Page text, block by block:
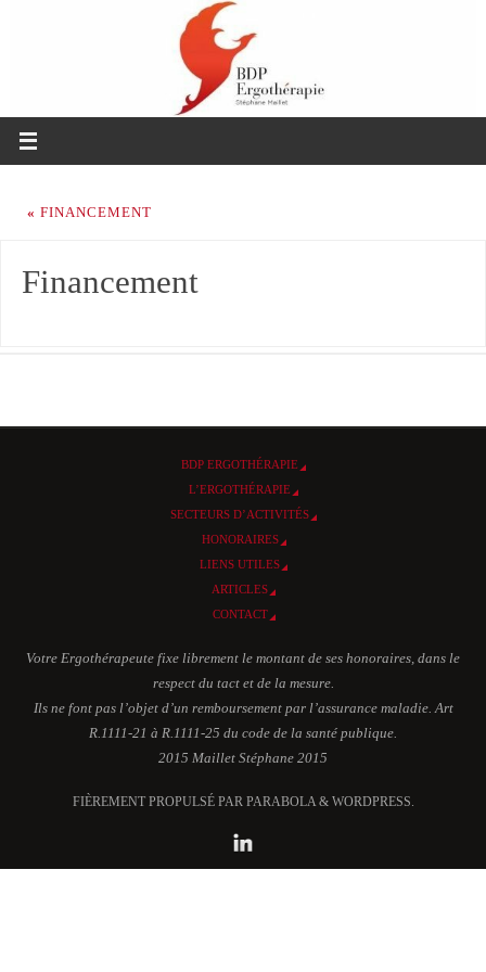
« FINANCEMENT
Financement
BDP ERGOTHÉRAPIE
L’ERGOTHÉRAPIE
SECTEURS D’ACTIVITÉS
HONORAIRES
LIENS UTILES
ARTICLES
CONTACT
Votre Ergothérapeute fixe librement le montant de ses honoraires, dans le
respect du tact et de la mesure.
Ils ne font pas l’objet d’un remboursement par l’assurance maladie. Art
R.1111-21 à R.1111-25 du code de la santé publique.
2015 Maillet Stéphane 2015
FIÈREMENT PROPULSÉ PAR PARABOLA & WORDPRESS.